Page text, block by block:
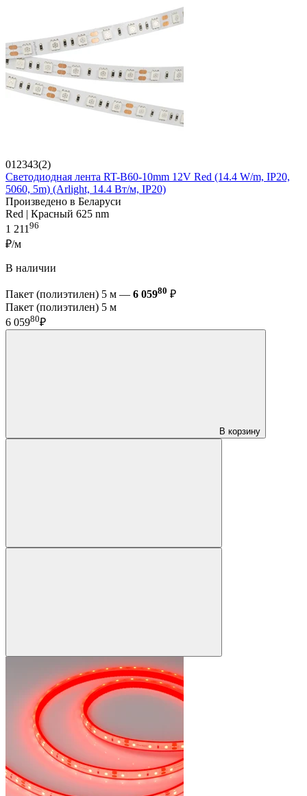
012343(2)
Светодиодная лента RT-B60-10mm 12V Red (14.4 W/m, IP20,
5060, 5m) (Arlight, 14.4 Вт/м, IP20)
Произведено в Беларуси
Red | Красный 625 nm
1 21196
₽/м
В наличии
Пакет (полиэтилен) 5 м — 6 05980 ₽
Пакет (полиэтилен) 5 м
6 05980₽
В корзину